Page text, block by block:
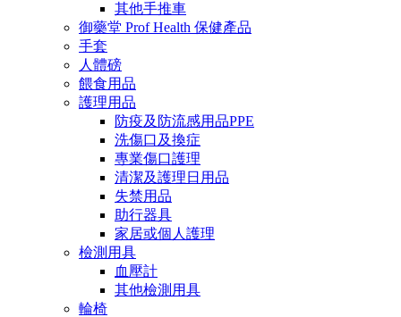
其他手推車
御藥堂 Prof Health 保健產品
手套
人體磅
餵食用品
護理用品
防疫及防流感用品PPE
洗傷口及換症
專業傷口護理
清潔及護理日用品
失禁用品
助行器具
家居或個人護理
檢測用具
血壓計
其他檢測用具
輪椅